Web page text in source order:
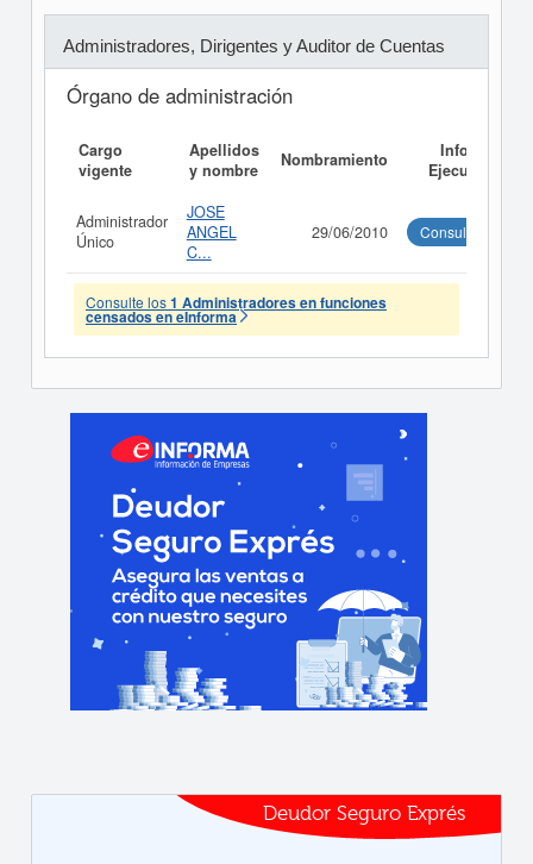
Administradores, Dirigentes y Auditor de Cuentas
Órgano de administración
Cargo
vigente
Apellidos
y nombre
Nombramiento
Informe
Ejecutivo
Administrador
Único
JOSE
ANGEL
C...
29/06/2010 Consultar
Consulte los1 Administradores en funciones
censados en eInforma
Deudor Seguro Exprés